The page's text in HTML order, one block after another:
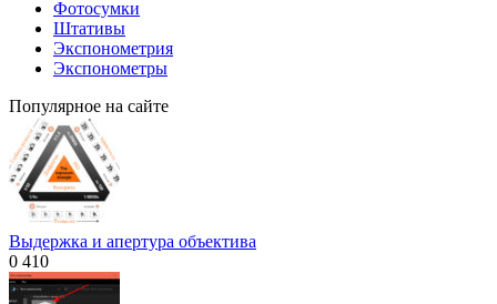
Фотосумки
Штативы
Экспонометрия
Экспонометры
Популярное на сайте
Выдержка и апертура объектива
0 410